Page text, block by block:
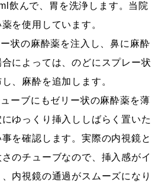
飲んで、胃を洗浄します。当院
を使用しています。
状の麻酔薬を注入し、鼻に麻酔
によっては、のどにスプレー状
、麻酔を追加します。
ーブにもゼリー状の麻酔薬を薄
にゆっくり挿入ししばらく置いた
を確認します。実際の内視鏡と
のチューブなので、挿入感がイ
内視鏡の通過がスムーズになり